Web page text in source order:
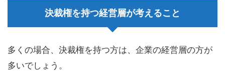
決裁権を持つ経営層が考えること
多くの場合、決裁権を持つ方は、企業の経営層の方が
多いでしょう。